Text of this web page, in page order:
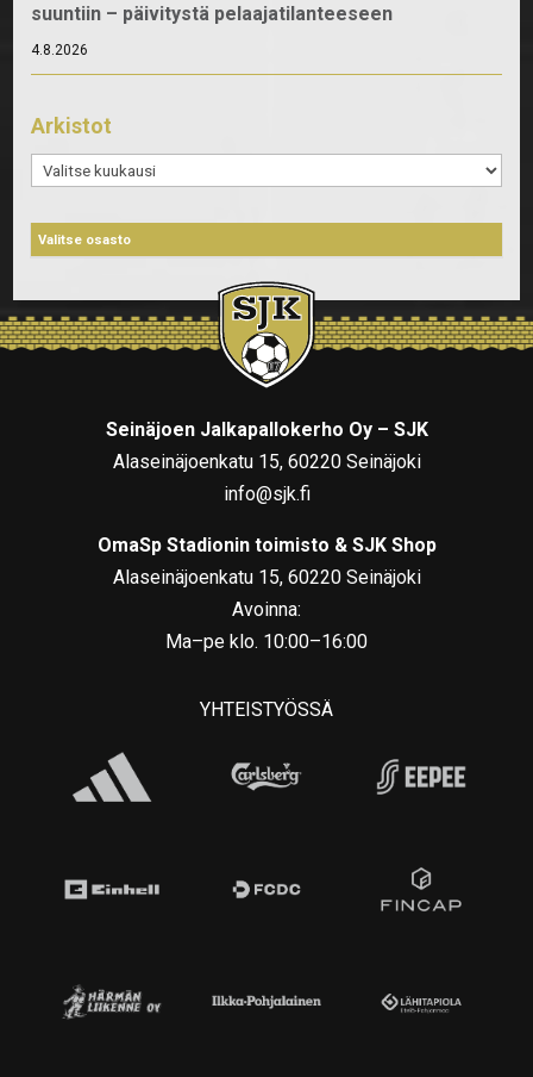
suuntiin – päivitystä pelaajatilanteeseen
4.8.2026
Arkistot
Arkistot
Seinäjoen Jalkapallokerho Oy – SJK
Alaseinäjoenkatu 15, 60220 Seinäjoki
info@sjk.fi
OmaSp Stadionin toimisto & SJK Shop
Alaseinäjoenkatu 15, 60220 Seinäjoki
Avoinna:
Ma–pe klo. 10:00–16:00
YHTEISTYÖSSÄ